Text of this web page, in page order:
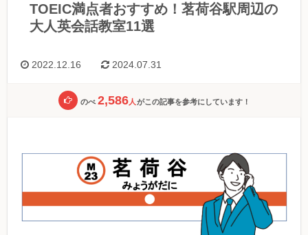
TOEIC満点者おすすめ！茗荷谷駅周辺の
大人英会話教室11選
2022.12.16 2024.07.31
のべ 2,586人 がこの記事を参考にしています！